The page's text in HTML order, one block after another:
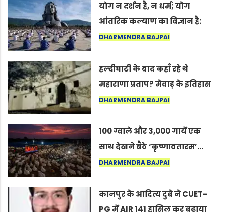
योग न दर्शन है, न धर्म; योग
आंतरिक कल्याण का विज्ञान है:
अंतरराष्ट्रीय योग दिवस 2026 पर
DHARMENDRA BAJPAI
हल्दीघाटी के बाद कहाँ रहे थे
महाराणा प्रताप? मेवाड़ के इतिहास
का वह अनकहा अध्याय जो आज भी
DHARMENDRA BAJPAI
100 ग्वाले और 3,000 गायें एक
साथ देखने बैठे ‘कृष्णावतारम’…
नागपुर में दिखा ऐसा नज़ारा कि
कर सकते हैं”
DHARMENDRA BAJPAI
कानपुर के आदित्य दुबे ने CUET-
PG में AIR 141 हासिल कर बढ़ाया